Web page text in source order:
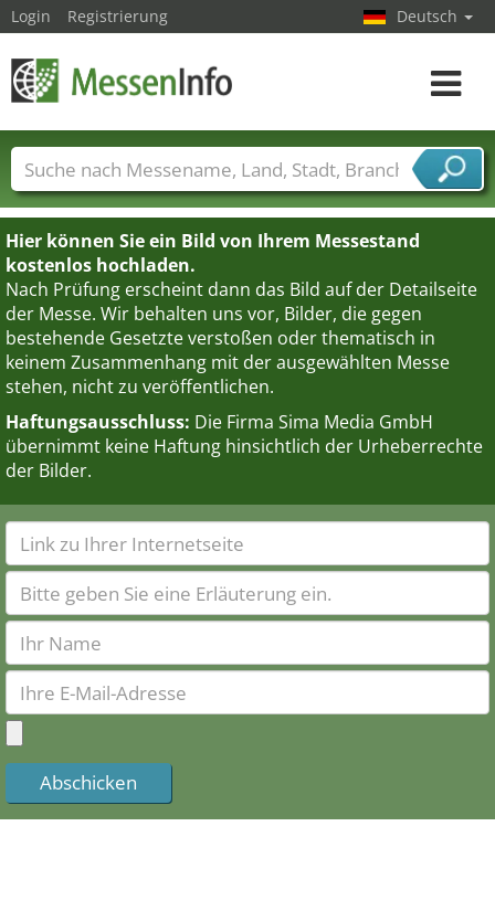
Hier können Sie ein Bild von Ihrem Messestand
kostenlos hochladen.
Nach Prüfung erscheint dann das Bild auf der Detailseite
der Messe. Wir behalten uns vor, Bilder, die gegen
bestehende Gesetzte verstoßen oder thematisch in
keinem Zusammenhang mit der ausgewählten Messe
stehen, nicht zu veröffentlichen.
Haftungsausschluss: Die Firma Sima Media GmbH
übernimmt keine Haftung hinsichtlich der Urheberrechte
der Bilder.
Login Registrierung Deutsch
Toggle
Messenamen Länder Städte
Branchen
Dienstleisterbranchen